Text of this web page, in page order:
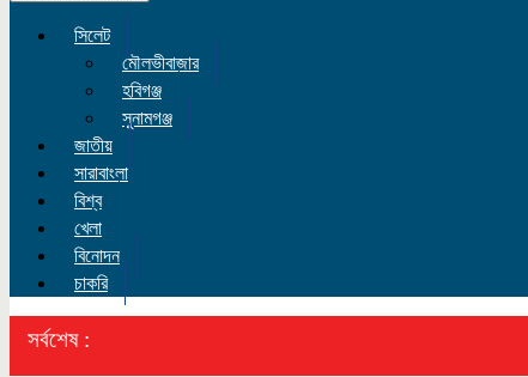
সিলেট
মৌলভীবাজার
হবিগঞ্জ
সুনামগঞ্জ
জাতীয়
সারাবাংলা
বিশ্ব
খেলা
বিনোদন
চাকরি
সর্বশেষ :